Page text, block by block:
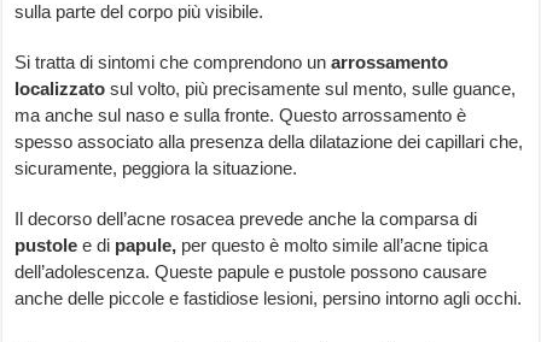
sulla parte del corpo più visibile.
Si tratta di sintomi che comprendono unarrossamento
localizzato sul volto, più precisamente sul mento, sulle guance,
ma anche sul naso e sulla fronte. Questo arrossamento è
spesso associato alla presenza della dilatazione dei capillari che,
sicuramente, peggiora la situazione.
Il decorso dell’acne rosacea prevede anche la comparsa di
pustole e di papule, per questo è molto simile all’acne tipica
dell’adolescenza. Queste papule e pustole possono causare
anche delle piccole e fastidiose lesioni, persino intorno agli occhi.